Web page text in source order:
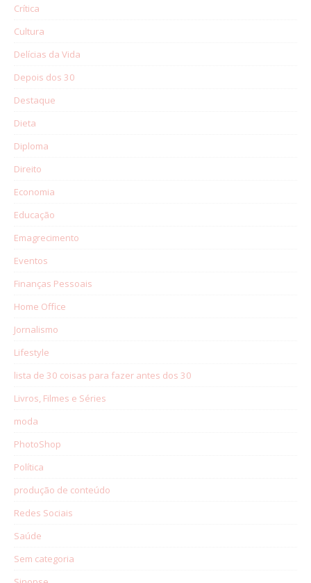
Crítica
Cultura
Delícias da Vida
Depois dos 30
Destaque
Dieta
Diploma
Direito
Economia
Educação
Emagrecimento
Eventos
Finanças Pessoais
Home Office
Jornalismo
Lifestyle
lista de 30 coisas para fazer antes dos 30
Livros, Filmes e Séries
moda
PhotoShop
Política
produção de conteúdo
Redes Sociais
Saúde
Sem categoria